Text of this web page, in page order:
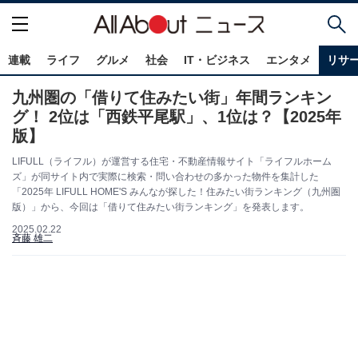
連載 ライフ グルメ 社会 IT・ビジネス エンタメ リサ
九州圏の「借りて住みたい街」年間ランキン
グ！ 2位は「西鉄平尾駅」、1位は？【2025年
版】
LIFULL（ライフル）が運営する住宅・不動産情報サイト「ライフルホーム
ズ」が同サイト内で実際に検索・問い合わせの多かった物件を集計した
「2025年 LIFULL HOME'S みんなが探した！住みたい街ランキング（九州圏
版）」から、今回は「借りて住みたい街ランキング」を発表します。
2025.02.22
斉藤 雄二